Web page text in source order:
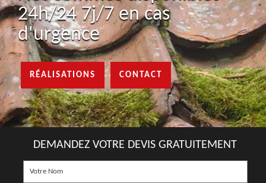
24h/24 7j/7 en cas
d'urgence
RÉALISATIONS CONTACT
DEMANDEZ VOTRE DEVIS GRATUITEMENT